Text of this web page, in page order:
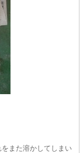
また溶かしてしまい